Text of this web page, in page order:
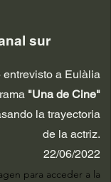
sur
a Eulàlia
"Una de Cine"
la trayectoria
de la actriz.
22/06/2022
para acceder a la